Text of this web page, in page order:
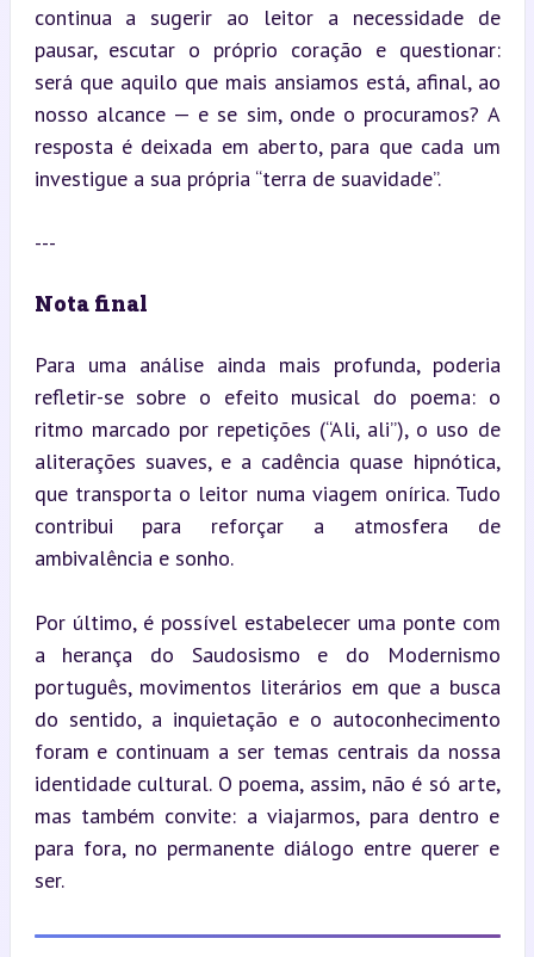
continua a sugerir ao leitor a necessidade de
pausar, escutar o próprio coração e questionar:
será que aquilo que mais ansiamos está, afinal, ao
nosso alcance — e se sim, onde o procuramos? A
resposta é deixada em aberto, para que cada um
investigue a sua própria “terra de suavidade”.
---
Nota final
Para uma análise ainda mais profunda, poderia
refletir-se sobre o efeito musical do poema: o
ritmo marcado por repetições (“Ali, ali”), o uso de
aliterações suaves, e a cadência quase hipnótica,
que transporta o leitor numa viagem onírica. Tudo
contribui para reforçar a atmosfera de
ambivalência e sonho.
Por último, é possível estabelecer uma ponte com
a herança do Saudosismo e do Modernismo
português, movimentos literários em que a busca
do sentido, a inquietação e o autoconhecimento
foram e continuam a ser temas centrais da nossa
identidade cultural. O poema, assim, não é só arte,
mas também convite: a viajarmos, para dentro e
para fora, no permanente diálogo entre querer e
ser.